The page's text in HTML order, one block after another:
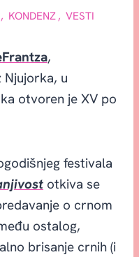
, KONDENZ , VESTI
,
u
otvoren je XV po
festivala
otkiva se
o crnom
ostalog,
brisanje crnih (i